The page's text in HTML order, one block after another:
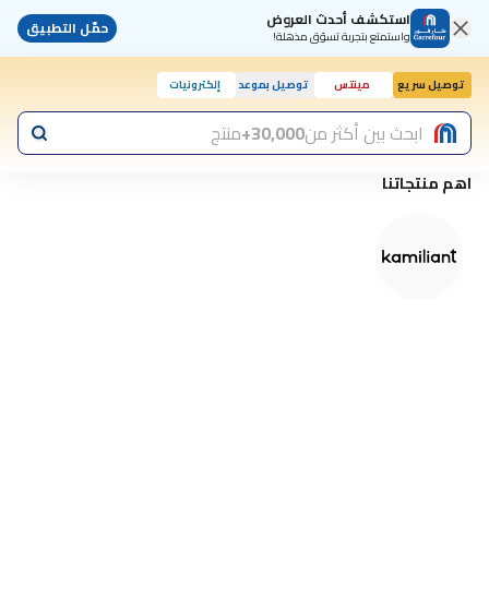
استكشف أحدث العروض
واستمتع بتجربة تسوّق مذهلة! حمّل التطبيق
توصيل سريع مينتس توصيل بموعد إلكترونيات
اليوم, 10:00 صابحث بين أكثر من30,000+ منتج
اهم منتجاتنا